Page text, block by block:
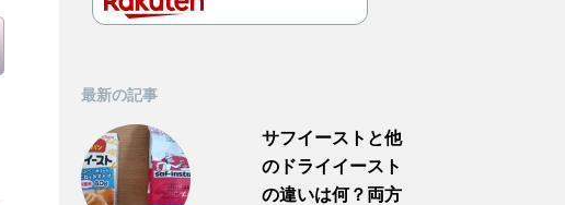
最新の記事
サフイーストと他
のドライイースト
の違いは何？両方